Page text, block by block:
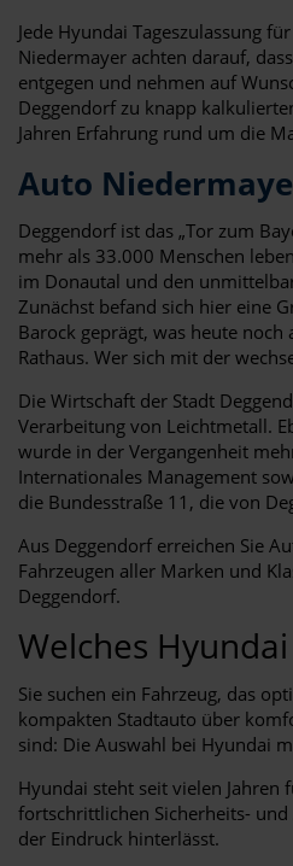
Jede Hyundai Tageszulassung
Niedermayer achten darauf,
entgegen und nehmen auf
Deggendorf zu knapp
Jahren Erfahrung rund um die
Auto
Deggendorf ist das „Tor zum
mehr als 33.000 Menschen
im Donautal und den
Zunächst befand sich hier eine
Barock geprägt, was heute
Rathaus. Wer sich mit der
Die Wirtschaft der Stadt
Verarbeitung von Leichtmetall.
wurde in der Vergangenheit
Internationales Management
die Bundesstraße 11, die von
Aus Deggendorf erreichen Sie
Fahrzeugen aller Marken und
Deggendorf.
Welches
Sie suchen ein Fahrzeug, das
kompakten Stadtauto über
sind: Die Auswahl bei Hyundai
Hyundai steht seit vielen
fortschrittlichen Sicherheits-
der Eindruck hinterlässt.